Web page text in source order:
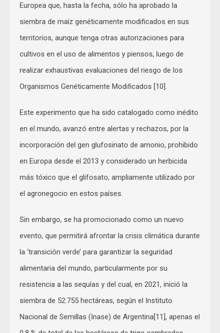
Europea que, hasta la fecha, sólo ha aprobado la
siembra de maíz genéticamente modificados en sus
territorios, aunque tenga otras autorizaciones para
cultivos en el uso de alimentos y piensos, luego de
realizar exhaustivas evaluaciones del riesgo de los
Organismos Genéticamente Modificados [10].
Este experimento que ha sido catalogado como inédito
en el mundo, avanzó entre alertas y rechazos, por la
incorporación del gen glufosinato de amonio, prohibido
en Europa desde el 2013 y considerado un herbicida
más tóxico que el glifosato, ampliamente utilizado por
el agronegocio en estos países.
Sin embargo, se ha promocionado como un nuevo
evento, que permitirá afrontar la crisis climática durante
la ‘transición verde’ para garantizar la seguridad
alimentaria del mundo, particularmente por su
resistencia a las sequías y del cual, en 2021, inició la
siembra de 52.755 hectáreas, según el Instituto
Nacional de Semillas (Inase) de Argentina[11], apenas el